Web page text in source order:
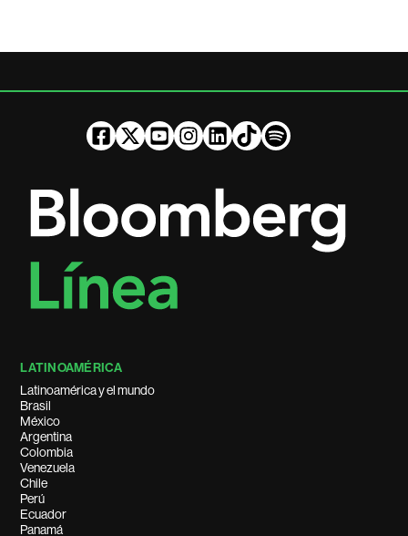
LATINOAMÉRICA
Latinoamérica y el mundo
Brasil
México
Argentina
Colombia
Venezuela
Chile
Perú
Ecuador
Panamá